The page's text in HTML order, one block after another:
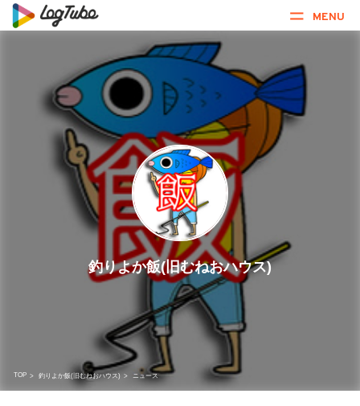
MENU
釣りよか飯(旧むねおハウス)
TOP > 釣りよか飯(旧むねおハウス) > ニュース